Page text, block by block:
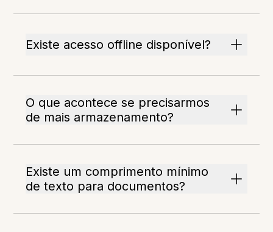
Existe acesso offline disponível?
O que acontece se precisarmos
de mais armazenamento?
Existe um comprimento mínimo
de texto para documentos?